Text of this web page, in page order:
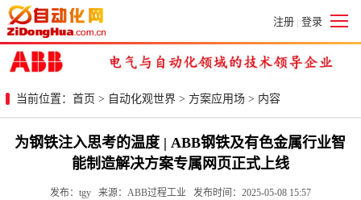
注册 | 登录
当前位置： 首页 > 自动化观世界 > 方案应用场 > 内容
为钢铁注入思考的温度 | ABB钢铁及有色金属行业智
能制造解决方案专属网页正式上线
发布：tgy 来源：ABB过程工业 发布时间：2025-05-08 15:57